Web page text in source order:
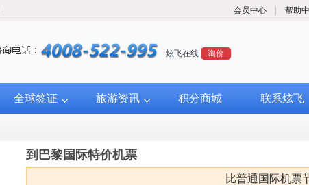
会员中心 帮助
炫飞在线 询价
全球签证 旅游资讯 积分商城 联系炫飞
到巴黎国际特价机票
比普通国际机票